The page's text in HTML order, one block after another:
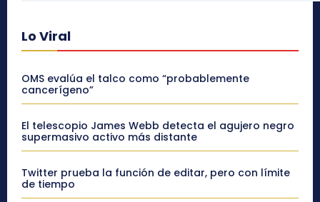
Lo Viral
OMS evalúa el talco como “probablemente
cancerígeno”
El telescopio James Webb detecta el agujero negro
supermasivo activo más distante
Twitter prueba la función de editar, pero con límite
de tiempo